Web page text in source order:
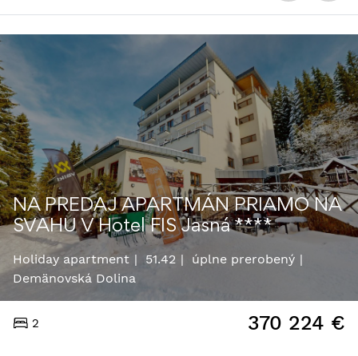
NA PREDAJ APARTMÁN PRIAMO NA
SVAHU V Hotel FIS Jasná ****
Holiday apartment 51.42
úplne prerobený
Demänovská Dolina
2 370 224 €